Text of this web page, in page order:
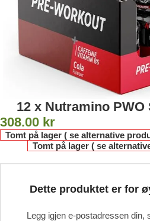
12 x Nutramino PWO
308.00 kr
Tomt på lager ( se alternative
Tomt på lager ( se
Dette produktet er for
Legg igjen e-postadressen din,